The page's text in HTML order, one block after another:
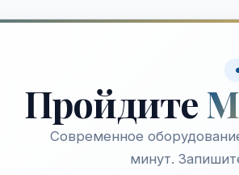
Пройдите
Современное
минут.